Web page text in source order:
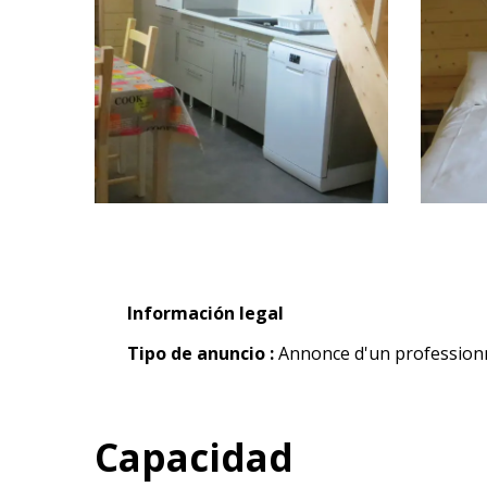
Información legal
Información legal
Tipo de anuncio :Annonce d'un
Capacidad